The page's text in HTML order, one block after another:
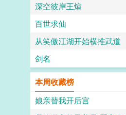
深空彼岸王煊
百世求仙
从笑傲江湖开始横推武道
剑名
本周收藏榜
娘亲替我开后宫